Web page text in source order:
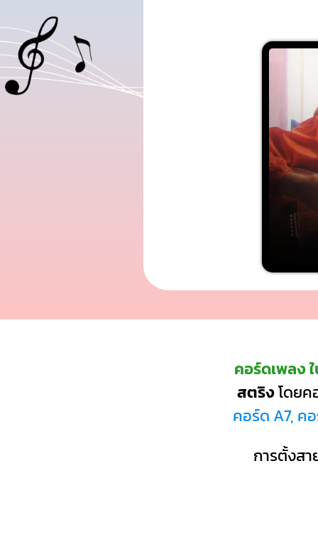
คอร์ดเพลง
สตริงโดยค
คอร์ด A7, ค
การตั้งสา